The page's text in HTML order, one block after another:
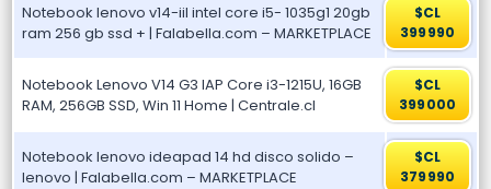
Notebook lenovo v14-iil intel core i5- 1035g1 20gb
ram 256 gb ssd + | Falabella.com – MARKETPLACE
$CL
399990
Notebook Lenovo V14 G3 IAP Core i3-1215U, 16GB
RAM, 256GB SSD, Win 11 Home | Centrale.cl
$CL
399000
Notebook lenovo ideapad 14 hd disco solido –
lenovo | Falabella.com – MARKETPLACE
$CL
379990